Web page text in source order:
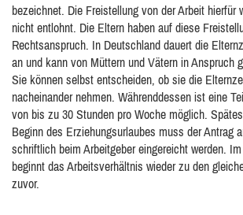
bezeichnet. Die Freistellung von der Arbeit hierfür
nicht entlohnt. Die Eltern haben auf diese
Rechtsanspruch. In Deutschland dauert die
an und kann von Müttern und Vätern in Anspruch
Sie können selbst entscheiden, ob sie die
nacheinander nehmen. Währenddessen ist eine
von bis zu 30 Stunden pro Woche möglich.
Beginn des Erziehungsurlaubes muss der Antrag
schriftlich beim Arbeitgeber eingereicht werden.
beginnt das Arbeitsverhältnis wieder zu den
zuvor.